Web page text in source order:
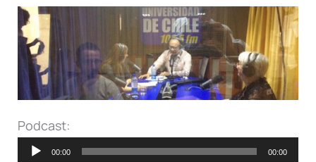
Podcast:
Reproductor
00:00 00:00